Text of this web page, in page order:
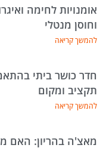
אומנויות לחימה
וחוסן מנטלי
להמשך קריאה
חדר כושר ביתי
תקציב ומקום
להמשך קריאה
מאצ'ה בהריון: האם